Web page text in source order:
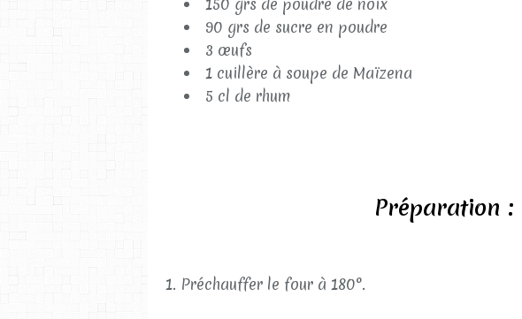
90 grs de sucre en poudre
3 œufs
1 cuillère à soupe de Maïzena
5 cl de rhum
Préparation :
1. Préchauffer le four à 180°.